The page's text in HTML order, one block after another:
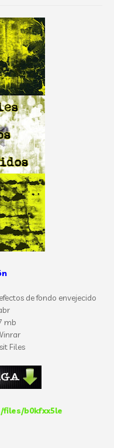
de fondo envejecido
mb
Files
b0kfxx5le